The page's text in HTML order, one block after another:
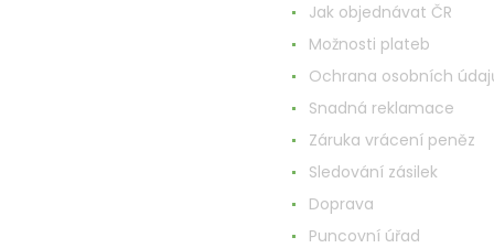
Jak objednávat ČR
Možnosti plateb
Ochrana osobních
Snadná reklamace
Záruka vrácení peněz
Sledování zásilek
Doprava
Puncovní úřad